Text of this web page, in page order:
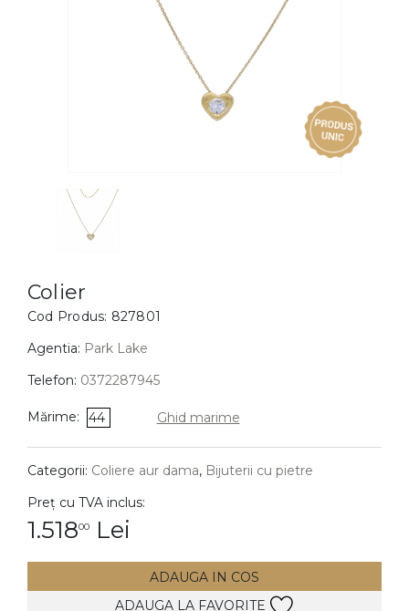
BIJUTERII COPII
Cercei
Bratari
Coliere
Lanturi
Pandantive
DIAMANTE Vezi toate
Cercei
Colier
Cod Produs: 827801
Agentia: Park Lake
Telefon: 0372287945
Mărime: 44 Ghid marime
Categorii: Coliere aur dama, Bijuterii cu pietre
Preț cu TVA inclus:
1.51800 Lei
ADAUGA IN COS
ADAUGA LA FAVORITE